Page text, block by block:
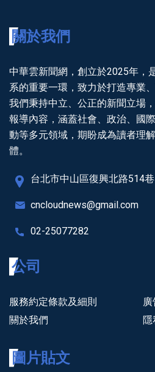
關於我們
中華雲新聞網，創立於2025年，
系的重要一環，致力於打造專業
我們秉持中立、公正的新聞立場
報導內容，涵蓋社會、政治、國
動等多元領域，期盼成為讀者理
體。
台北市中山區復興北路514
cncloudnews@gmail.com
02-25077282
公司
服務約定條款及細則
關於我們
隱
圖片貼文